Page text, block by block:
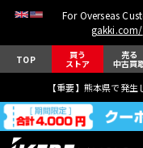
For Overseas
gakki.com/
TOP 買う
ストア
売る
中古買
【重要】熊本県で発